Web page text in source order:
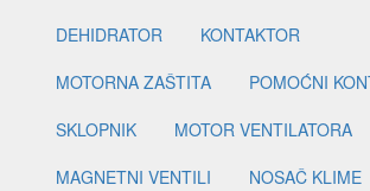
DEHIDRATOR
KONTAKTOR
MOTORNA ZAŠTITA
POMOĆNI
SKLOPNIK
MOTOR VENTILATORA
MAGNETNI VENTILI
NOSAČ KLIME